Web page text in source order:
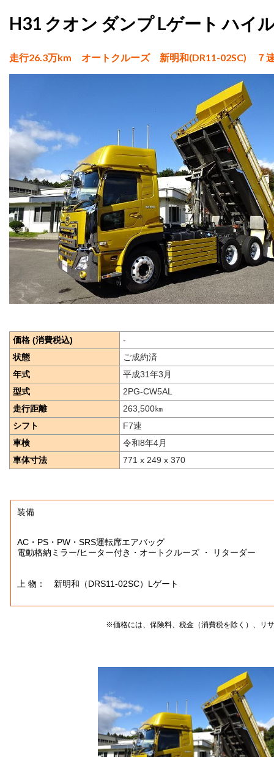
H31 クオン ダンプ Lゲート ハイ
走行26.3万km オートクルーズ 新明和(DR11-02SC)
価格 (消費税込)
-
状態
ご成約済
年式
平成31年3月
型式
2PG-CW5AL
走行距離
263,500㎞
シフト
F7速
車検
令和8年4月
車体寸法
771 x 249 x 370
装備
AC・PS・PW・SRS運転席エアバッグ
電動格納ミラー/ヒーター付き・オートクルーズ ・ リターダー
上 物： 新明和（DRS11-02SC）Lゲート
※価格には、保険料、税金（消費税を除く）、リ